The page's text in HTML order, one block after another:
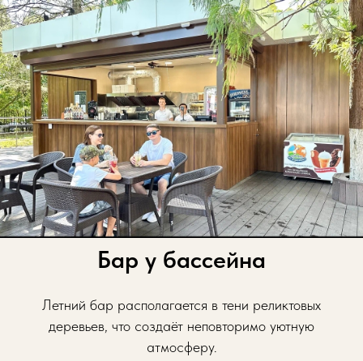
Бар у бассейна
Летний бар располагается в тени реликтовых
деревьев, что создаёт неповторимо уютную
атмосферу.